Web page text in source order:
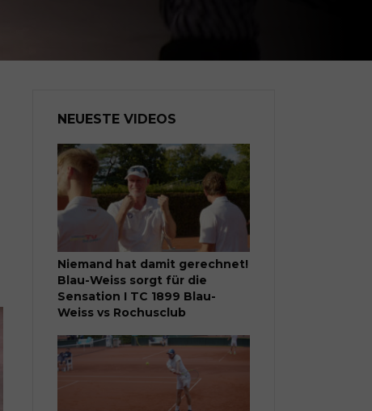
NEUESTE VIDEOS
Niemand hat damit gerechnet!
Blau-Weiss sorgt für die
Sensation I TC 1899 Blau-
Weiss vs Rochusclub